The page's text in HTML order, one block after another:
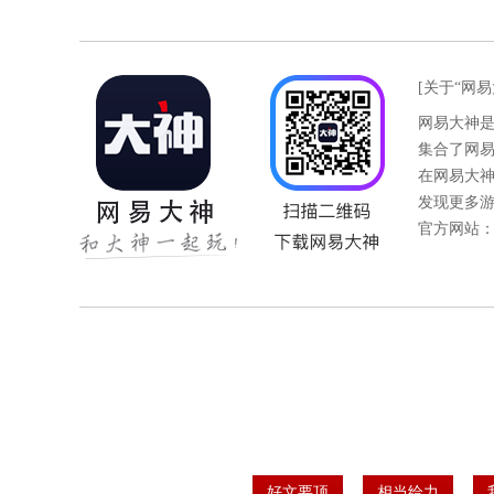
[关于“网
网易大神
集合了网
在网易大
发现更多
官方网站：